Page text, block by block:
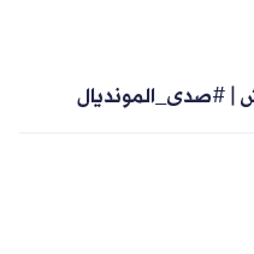
| #صدى_المونديال